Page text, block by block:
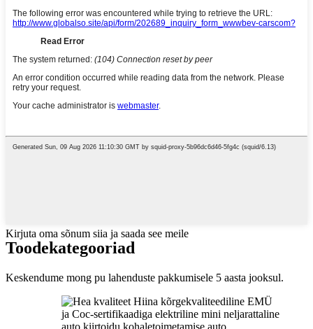
Kirjuta oma sõnum siia ja saada see meile
Toodekategooriad
Keskendume mong pu lahenduste pakkumisele 5 aasta jooksul.